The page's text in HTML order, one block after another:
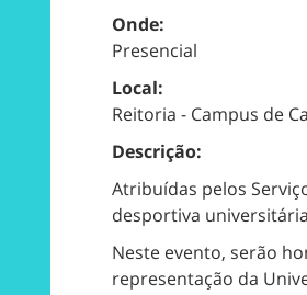
Onde:
Presencial
Local:
Reitoria - Campus de
Descrição:
Atribuídas pelos
desportiva
Neste evento, serão
representação da